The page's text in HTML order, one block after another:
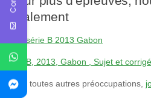
également
Bac série B 2013 Gabon
Bac B, 2013, Gabon , Sujet et
Pour toutes autres préoccupations,